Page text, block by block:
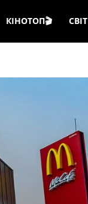
КІНОТОП🎬 СВІТ